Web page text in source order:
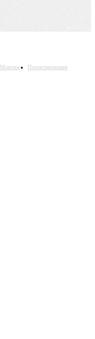
Монтаж
Проектирование